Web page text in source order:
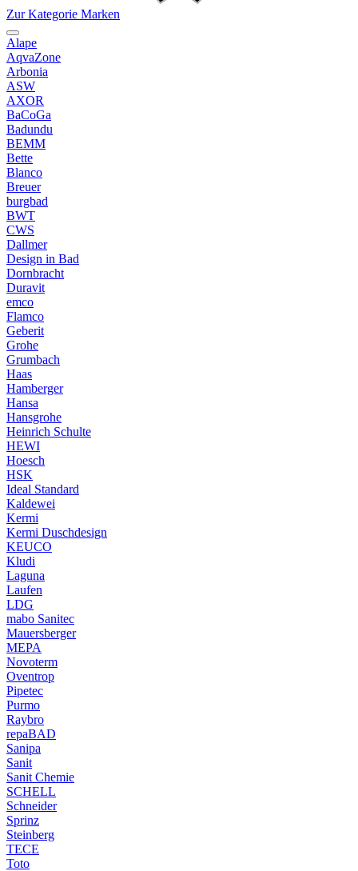
Zur Kategorie Marken
Alape
AqvaZone
Arbonia
ASW
AXOR
BaCoGa
Badundu
BEMM
Bette
Blanco
Breuer
burgbad
BWT
CWS
Dallmer
Design in Bad
Dornbracht
Duravit
emco
Flamco
Geberit
Grohe
Grumbach
Haas
Hamberger
Hansa
Hansgrohe
Heinrich Schulte
HEWI
Hoesch
HSK
Ideal Standard
Kaldewei
Kermi
Kermi Duschdesign
KEUCO
Kludi
Laguna
Laufen
LDG
mabo Sanitec
Mauersberger
MEPA
Novoterm
Oventrop
Pipetec
Purmo
Raybro
repaBAD
Sanipa
Sanit
Sanit Chemie
SCHELL
Schneider
Sprinz
Steinberg
TECE
Toto